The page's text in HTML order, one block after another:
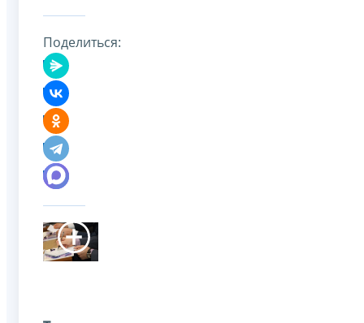
Поделиться: